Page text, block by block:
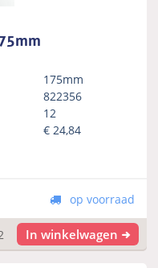
175mm
822356
12
€24,84
op voorraad
In winkelwagen